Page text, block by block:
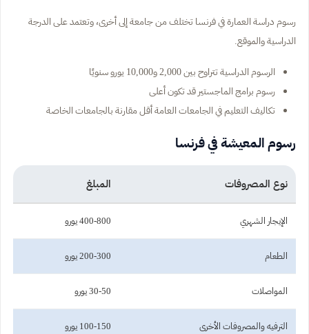
رسوم دراسة العمارة في فرنسا تختلف من جامعة إلى أخرى، وتعتمد على الدرجة
الدراسية والموقع.
الرسوم الدراسية تتراوح بين 2,000 و10,000 يورو سنويًا
رسوم برامج الماجستير قد تكون أعلى
تكاليف التعليم في الجامعات العامة أقل مقارنة بالجامعات الخاصة
رسوم المعيشة في فرنسا
نوع المصروفات المبلغ
الإيجار الشهري 400-800 يورو
الطعام 200-300 يورو
المواصلات 30-50 يورو
الترفيه والمصروفات الأخرى 100-150 يورو